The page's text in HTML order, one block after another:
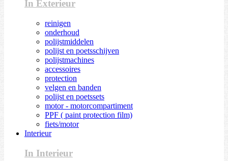
In Exterieur
reinigen
onderhoud
polijstmiddelen
polijst en poetsschijven
polijstmachines
accessoires
protection
velgen en banden
polijst en poetssets
motor - motorcompartiment
PPF ( paint protection film)
fiets/motor
Interieur
In Interieur